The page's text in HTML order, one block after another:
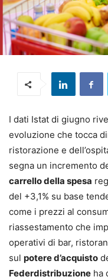
I dati Istat di giugno
evoluzione che tocca
ristorazione e
segna un incremento
carrello della spesa
del +3,1% su base
come i prezzi al
riassestamento che
operativi di bar,
sul potere d’acquisto
Federdistribuzione ha